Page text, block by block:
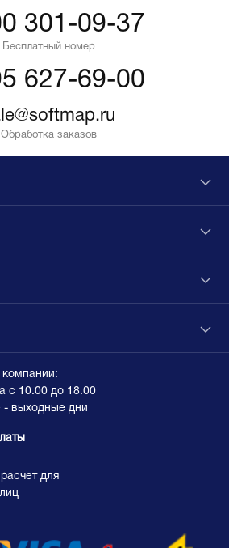
301-09-37
Бесплатный номер
627-69-00
Обработка заказов
с 10.00 до 18.00
- выходные дни
для